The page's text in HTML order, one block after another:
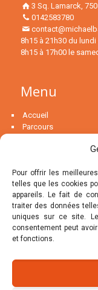
Pour offrir les
telles que les cookies
appareils. Le fait de
traiter des données
uniques sur ce site.
consentement peut
et fonctions.
3 Sq. Lamarck,
0142583780
8h15 à 21h30 du
8h15 à 17h00 le
Menu
Accueil
Parcours
La psychothérapie…
MENU
Le groupe de thérapie
Blog
Articles